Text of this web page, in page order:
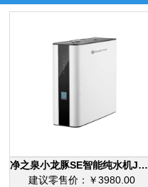
净之泉小龙豚SE智能纯水机JZQ-RO-Q2
建议零售价：￥3980.00